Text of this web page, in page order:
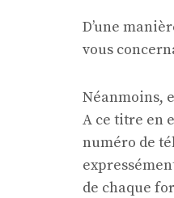
D’une
vous
Néanmoins,
A ce titre en
numéro de
de chaque